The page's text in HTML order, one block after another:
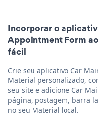
Incorporar o
Appointment Form
fácil
Crie seu aplicativo Car
Material personalizado,
seu site e adicione Car
página, postagem, barra
no seu Material local.